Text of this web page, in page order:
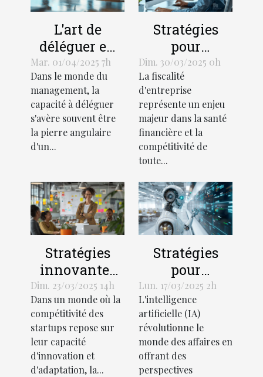
L'art de
déléguer en
management
les clés pour
un leadership
efficace et une
équipe
autonome
Mar. 01/04/2025 7h
Dans le monde du
management, la
capacité à déléguer
s'avère souvent être
la pierre angulaire
d'un...
Stratégies
pour
optimiser la
gestion fiscale
des
entreprises
Dim. 30/03/2025 0h
La fiscalité
d'entreprise
représente un enjeu
majeur dans la santé
financière et la
compétitivité de
toute...
Stratégies
innovantes
de gestion
d'équipe en
startup pour
stimuler la
croissance
Dim. 23/03/2025 14h
Dans un monde où la
compétitivité des
startups repose sur
leur capacité
d'innovation et
d'adaptation, la...
Stratégies
pour
optimiser
l'utilisation
de l'IA dans
les processus
d'affaires
Lun. 17/03/2025 2h
L'intelligence
artificielle (IA)
révolutionne le
monde des affaires en
offrant des
perspectives